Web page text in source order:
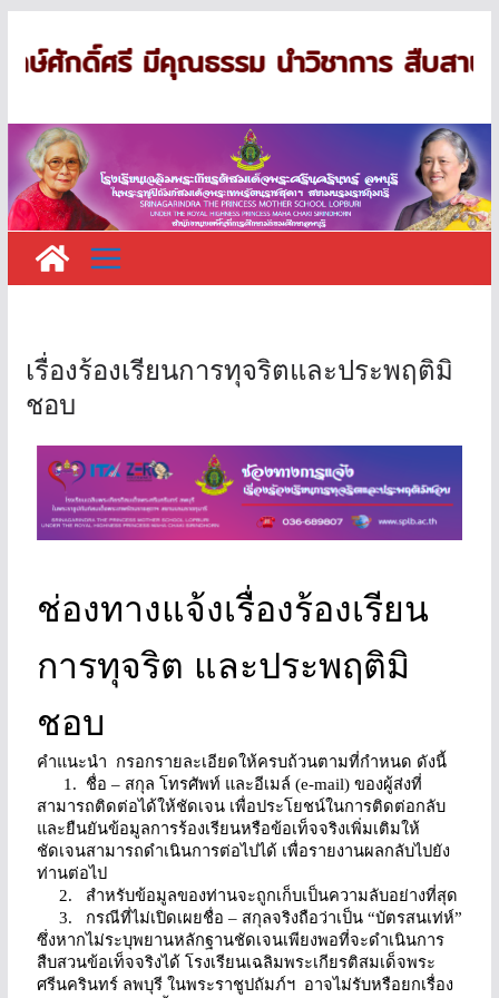
ษ์ศักดิ์ศรี มีคุณธรรม นำวิชาการ สืบสานง
เรื่องร้องเรียนการทุจริตและประพฤติมิ
ชอบ